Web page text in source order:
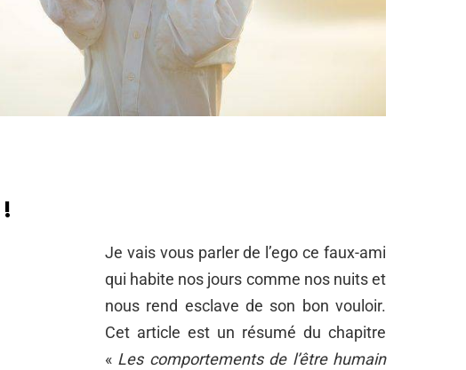
!
Je vais vous parler de l’ego ce faux-ami
qui habite nos jours comme nos nuits et
nous rend esclave de son bon vouloir.
Cet article est un résumé du chapitre
« Les comportements de l’être humain